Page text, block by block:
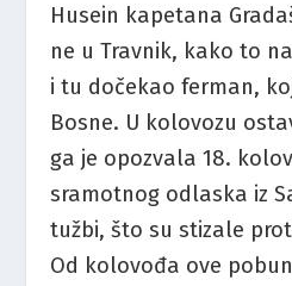
Husein kapetana
ne u Travnik, kako to
i tu dočekao ferman,
Bosne. U kolovozu
ga je opozvala 18.
sramotnog odlaska iz
tužbi, što su stizale
Od kolovođa ove